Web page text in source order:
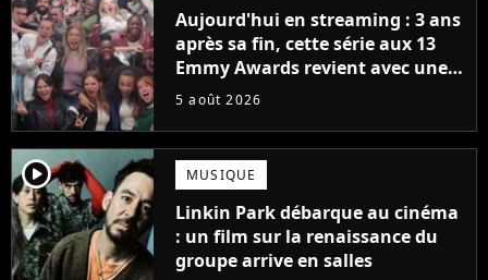
Aujourd'hui en streaming : 3 ans
après sa fin, cette série aux 13
Emmy Awards revient avec une
suite... totalement différente
5 août 2026
player2 MUSIQUE
Linkin Park débarque au cinéma
: un film sur la renaissance du
groupe arrive en salles